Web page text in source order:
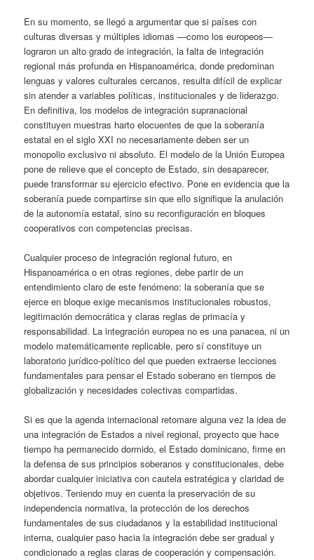
En su momento, se llegó a argumentar que si países con
culturas diversas y múltiples idiomas —como los europeos—
lograron un alto grado de integración, la falta de integración
regional más profunda en Hispanoamérica, donde predominan
lenguas y valores culturales cercanos, resulta difícil de explicar
sin atender a variables políticas, institucionales y de liderazgo.
En definitiva, los modelos de integración supranacional
constituyen muestras harto elocuentes de que la soberanía
estatal en el siglo XXI no necesariamente deben ser un
monopolio exclusivo ni absoluto. El modelo de la Unión Europea
pone de relieve que el concepto de Estado, sin desaparecer,
puede transformar su ejercicio efectivo. Pone en evidencia que la
soberanía puede compartirse sin que ello signifique la anulación
de la autonomía estatal, sino su reconfiguración en bloques
cooperativos con competencias precisas.
Cualquier proceso de integración regional futuro, en
Hispanoamérica o en otras regiones, debe partir de un
entendimiento claro de este fenómeno: la soberanía que se
ejerce en bloque exige mecanismos institucionales robustos,
legitimación democrática y claras reglas de primacía y
responsabilidad. La integración europea no es una panacea, ni un
modelo matemáticamente replicable, pero sí constituye un
laboratorio jurídico-político del que pueden extraerse lecciones
fundamentales para pensar el Estado soberano en tiempos de
globalización y necesidades colectivas compartidas.
Si es que la agenda internacional retomare alguna vez la idea de
una integración de Estados a nivel regional, proyecto que hace
tiempo ha permanecido dormido, el Estado dominicano, firme en
la defensa de sus principios soberanos y constitucionales, debe
abordar cualquier iniciativa con cautela estratégica y claridad de
objetivos. Teniendo muy en cuenta la preservación de su
independencia normativa, la protección de los derechos
fundamentales de sus ciudadanos y la estabilidad institucional
interna, cualquier paso hacia la integración debe ser gradual y
condicionado a reglas claras de cooperación y compensación.